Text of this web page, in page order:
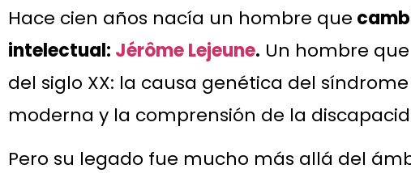
Hace cien años nacía un hombre que
intelectual: Jérôme Lejeune. Un hombre
del siglo XX: la causa genética del
moderna y la comprensión de la
Pero su legado fue mucho más allá del